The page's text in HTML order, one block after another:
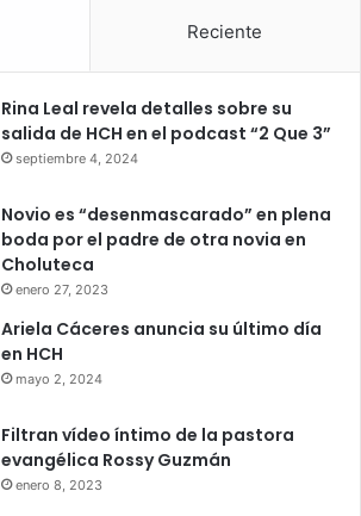
Reciente
Rina Leal revela detalles sobre su
salida de HCH en el podcast “2 Que 3”
septiembre 4, 2024
Novio es “desenmascarado” en plena
boda por el padre de otra novia en
Choluteca
enero 27, 2023
Ariela Cáceres anuncia su último día
en HCH
mayo 2, 2024
Filtran vídeo íntimo de la pastora
evangélica Rossy Guzmán
enero 8, 2023